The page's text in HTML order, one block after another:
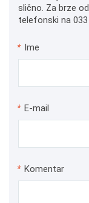
slično. Za brze
telefonski na 033
* Ime
* E-mail
* Komentar